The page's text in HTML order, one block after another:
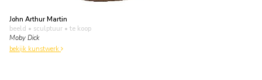
John Arthur Martin
beeld • sculptuur • te koop
Moby Dick
bekijk kunstwerk